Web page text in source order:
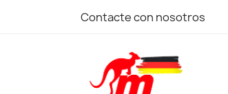
Contacte con nosotros